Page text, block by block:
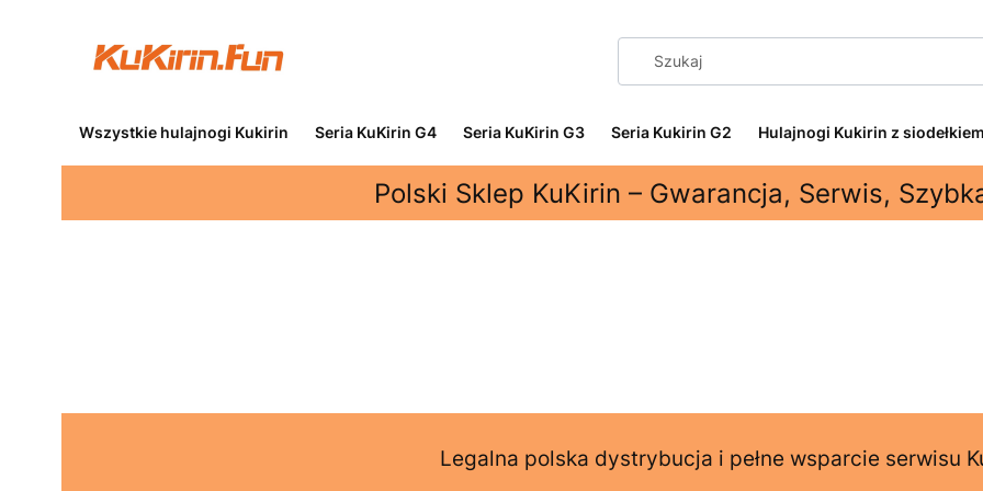
Wszystkie hulajnogi Kukirin Seria KuKirin G4 Seria KuKirin G3 Seria Kukirin G2 Hulajnogi Kukirin z siodełkiem
Polski Sklep KuKirin – Gwarancja, Serwis,
Legalna polska dystrybucja i pełne wsparcie serwisu